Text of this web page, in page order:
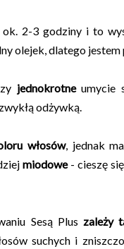
ok. 2-3 godziny i to
olejek, dlatego
jednokrotneumycie
odżywką.
włosów, jednak
miodowe- cieszę
Sesą Plus zależy
suchych i